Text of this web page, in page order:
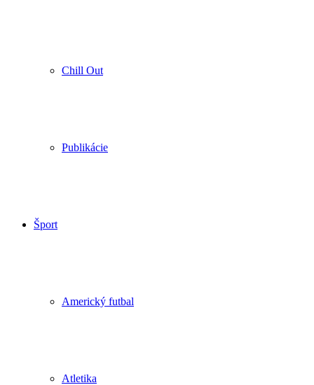
Chill Out
Publikácie
Šport
Americký futbal
Atletika